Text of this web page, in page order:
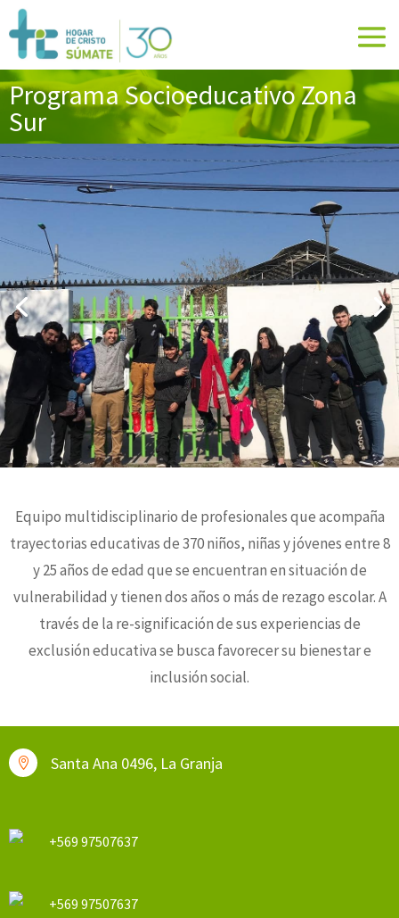
Programa Socioeducativo Zona
Sur
Equipo multidisciplinario de profesionales que acompaña
trayectorias educativas de 370 niños, niñas y jóvenes entre 8
y 25 años de edad que se encuentran en situación de
vulnerabilidad y tienen dos años o más de rezago escolar. A
través de la re-significación de sus experiencias de
exclusión educativa se busca favorecer su bienestar e
inclusión social.
 Santa Ana 0496, La Granja
+569 97507637
+569 97507637